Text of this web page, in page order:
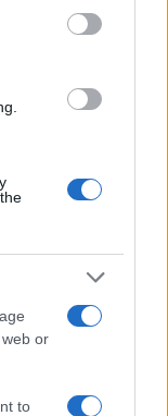
or
to